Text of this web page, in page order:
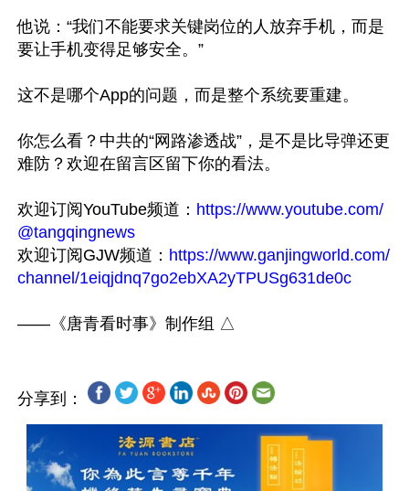
他说：“我们不能要求关键岗位的人放弃手机，而是
要让手机变得足够安全。”
这不是哪个App的问题，而是整个系统要重建。
你怎么看？中共的“网路渗透战”，是不是比导弹还更
难防？欢迎在留言区留下你的看法。
欢迎订阅YouTube频道： https://www.youtube.com/
@tangqingnews
欢迎订阅GJW频道： https://www.ganjingworld.com/
channel/1eiqjdnq7go2ebXA2yTPUSg631de0c
分享到：